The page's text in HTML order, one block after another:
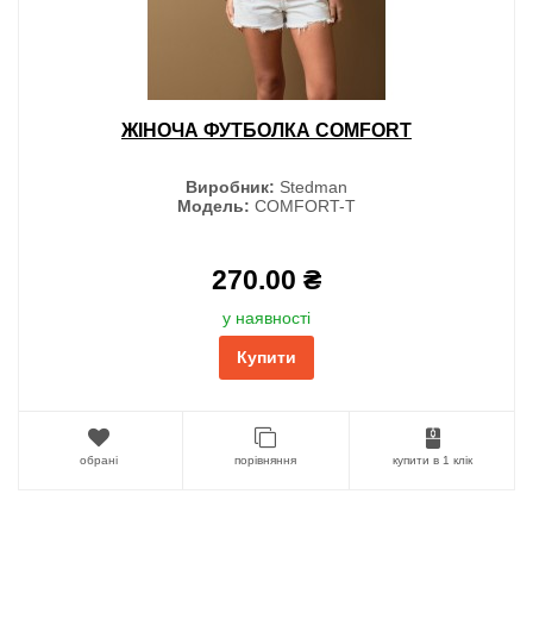
ЖІНОЧА ФУТБОЛКА COMFORT
Виробник: Stedman
Модель: COMFORT-T
270.00 ₴
у наявності
Купити
обрані порівняння купити в 1 клік